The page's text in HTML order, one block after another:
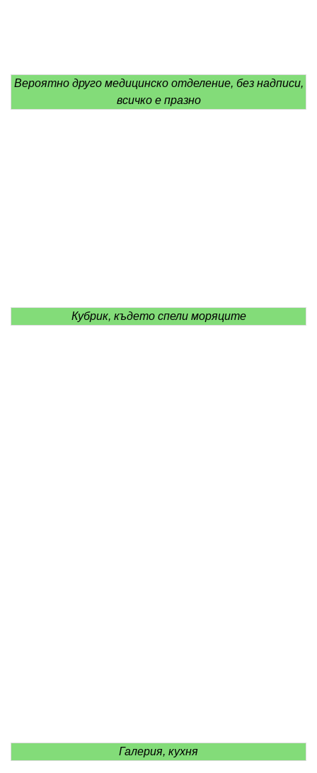
Вероятно друго медицинско отделение, без надписи,
всичко е празно
Кубрик, където спели моряците
Галерия, кухня